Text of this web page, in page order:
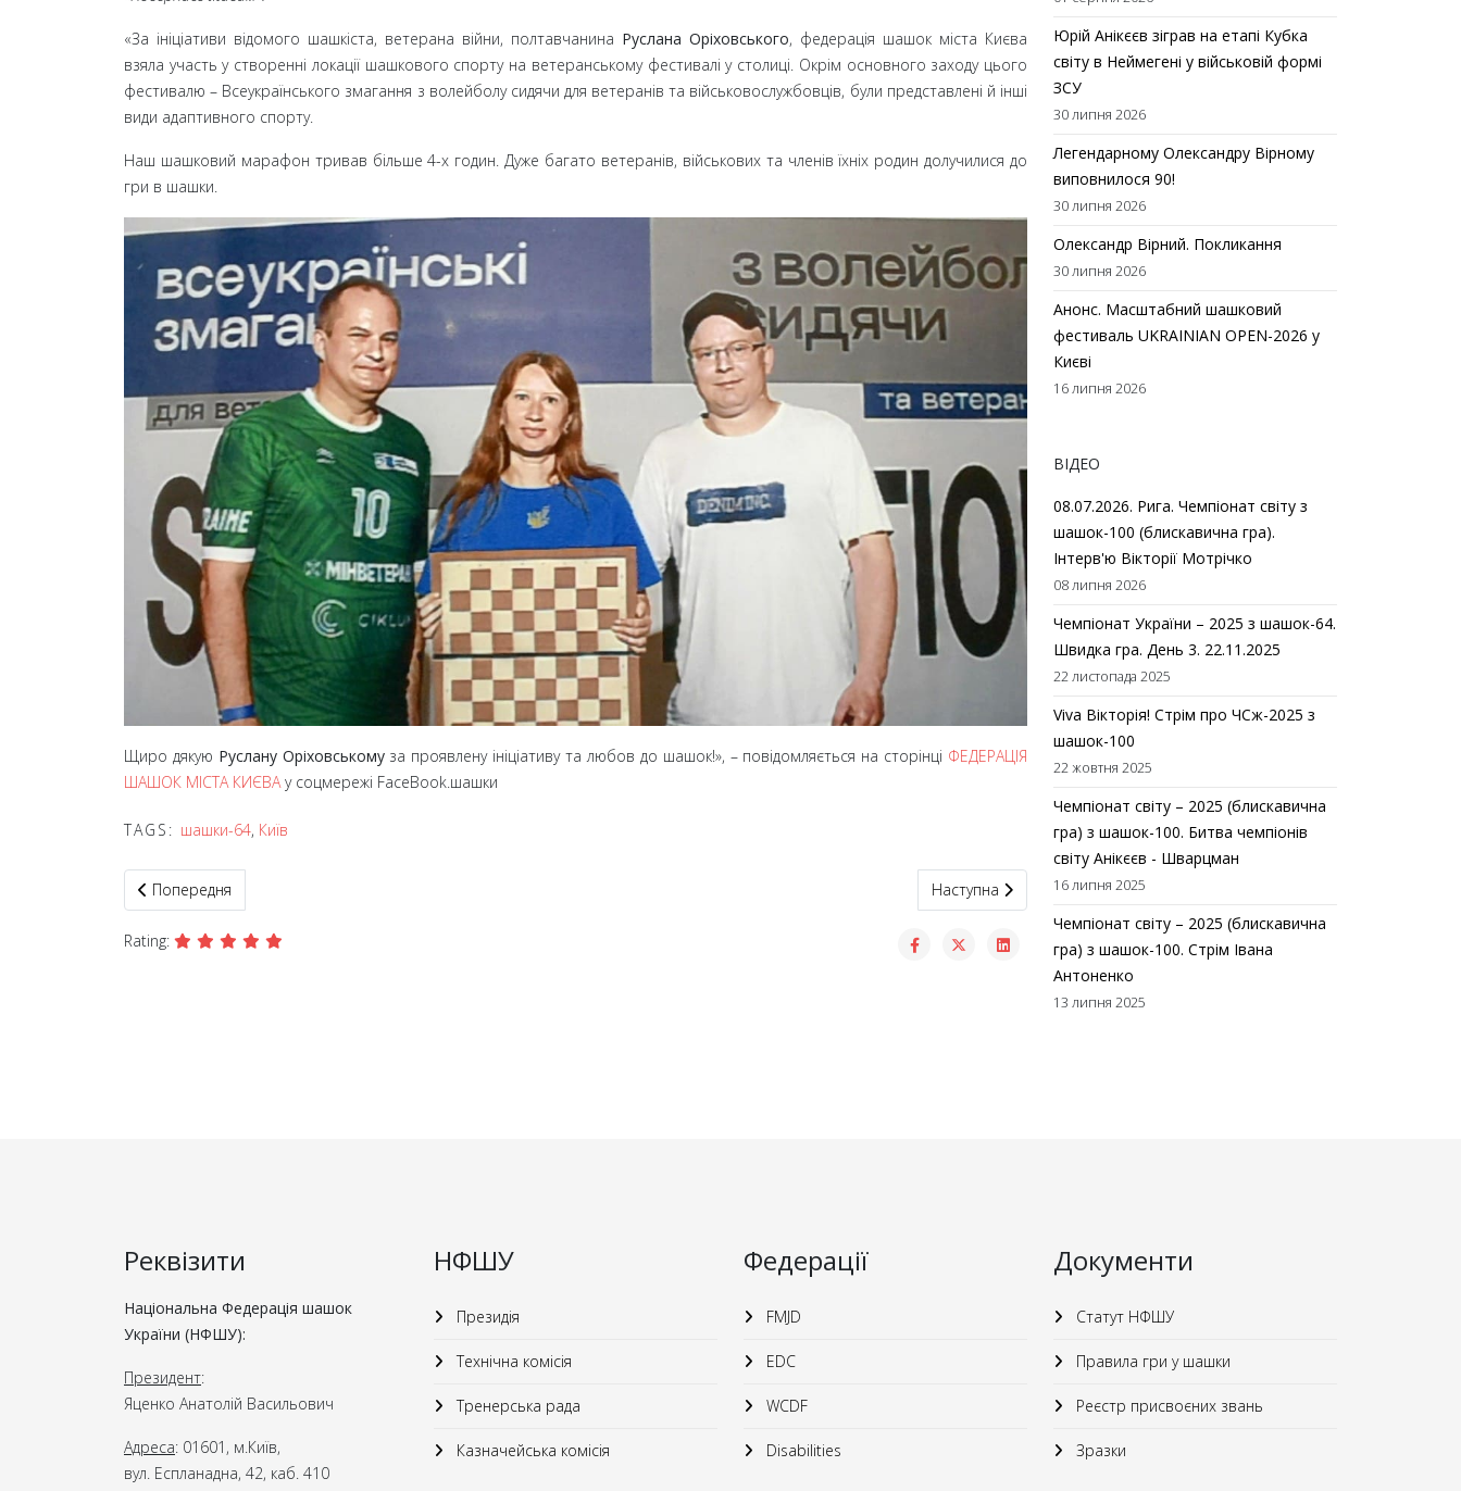
«За ініціативи відомого шашкіста, ветерана війни, полтавчанина Руслана Оріховського, федерація шашок міста Києва
взяла участь у створенні локації шашкового спорту на ветеранському фестивалі у столиці. Окрім основного заходу цього
фестивалю – Всеукраїнського змагання з волейболу сидячи для ветеранів та військовослужбовців, були представлені й інші
види адаптивного спорту.
Наш шашковий марафон тривав більше 4-х годин. Дуже багато ветеранів, військових та членів їхніх родин долучилися до
гри в шашки.
Щиро дякую Руслану Оріховськомуза проявлену ініціативу та любов до шашок!», – повідомляється на сторінці ФЕДЕРАЦІЯ
ШАШОК МІСТА КИЄВАу соцмережі FaceBook.шашки
TAGS: шашки-64, Київ
Попередня стаття: На Полтавщині відбувся шашковий меморіал тренера Івана Кузьмінського
Попередня Наступна стаття: Українські шашкісти беруть участь у етапі Кубку світу
Наступна
Rating:
Юрій Анікєєв зіграв на етапі Кубка
світу в Неймегені у військовій формі
ЗСУ
30 липня 2026
Легендарному Олександру Вірному
виповнилося 90!
30 липня 2026
Олександр Вірний. Покликання
30 липня 2026
Анонс. Масштабний шашковий
фестиваль UKRAINIAN OPEN-2026 у
Києві
16 липня 2026
ВІДЕО
08.07.2026. Рига. Чемпіонат світу з
шашок-100 (блискавична гра).
Інтерв'ю Вікторії Мотрічко
08 липня 2026
Чемпіонат України – 2025 з шашок-64.
Швидка гра. День 3. 22.11.2025
22 листопада 2025
Viva Вікторія! Стрім про ЧСж-2025 з
шашок-100
22 жовтня 2025
Чемпіонат світу – 2025 (блискавична
гра) з шашок-100. Битва чемпіонів
світу Анікєєв - Шварцман
16 липня 2025
Чемпіонат світу – 2025 (блискавична
гра) з шашок-100. Стрім Івана
Антоненко
13 липня 2025
Реквізити
Національна Федерація шашок
України (НФШУ):
Президент:
Яценко Анатолій Васильович
Адреса: 01601, м.Київ,
вул. Еспланадна, 42, каб. 410
НФШУ
Президія
Технічна комісія
Тренерська рада
Казначейська комісія
Федерації
FMJD
EDC
WCDF
Disabilities
Документи
Статут НФШУ
Правила гри у шашки
Реєстр присвоєних звань
Зразки